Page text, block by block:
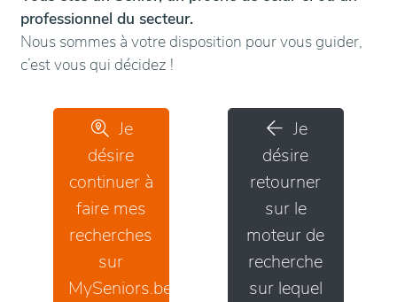
professionnel du secteur.
Nous sommes à votre disposition pour vous guider,
c’est vous qui décidez !
Je
désire
continuer à
faire mes
recherches
sur
MySeniors.be
Je
désire
retourner
sur le
moteur de
recherche
sur lequel